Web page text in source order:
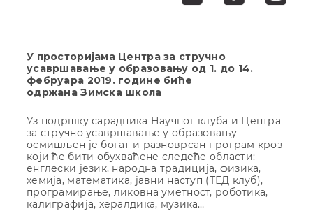
У просторијама Центра за стручно
усавршавање у образовању од 1. до 14.
фебруара 2019. године биће
одржанаЗимска школа
Уз подршку сарадника Научног клуба и Центра
за стручно усавршавање у образовању
осмишљен је богат и разноврсан програм кроз
који ће бити обухваћене следеће области:
енглески језик, народна традиција, физика,
хемија, математика, јавни наступ (ТЕД клуб),
програмирање, ликовна уметност, роботика,
калиграфија, хералдика, музика…